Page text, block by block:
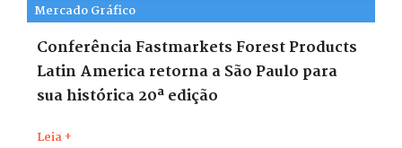
Mercado Gráfico
Conferência Fastmarkets Forest Products
Latin America retorna a São Paulo para
sua histórica 20ª edição
Leia +